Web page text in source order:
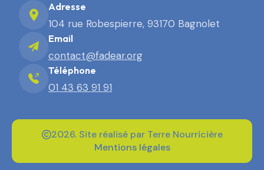
Adresse
104 rue Robespierre, 93170 Bagnolet
Email
contact@fadear.org
Téléphone
01 43 63 91 91
2026. Site réalisé par Terre Nourricière
Mentions légales